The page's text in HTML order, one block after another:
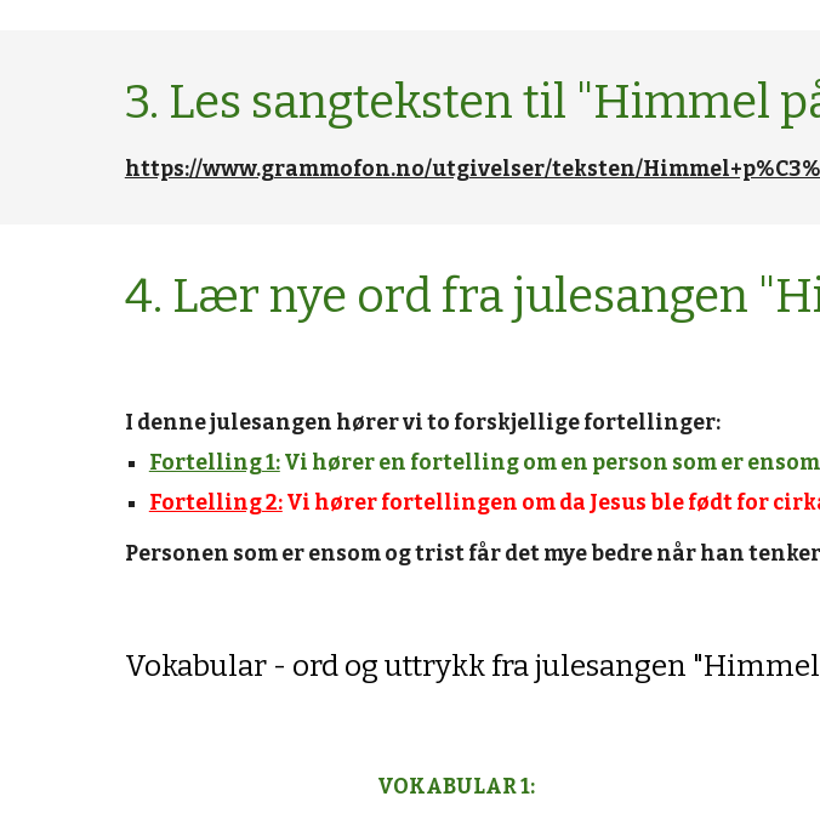
3. Les sangteksten til "Himmel
https://www.grammofon.no/utgivelser/teksten/
4. Lær nye ord fra julesangen
I denne julesangen hører vi to forskjellige fortellinger:
Fortelling 1: Vi hører en fortelling om en person som er
Fortelling 2: Vi hører fortellingen om da Jesus ble født for
Personen som er ensom og trist får det mye bedre når han
Vokabular - ord og uttrykk fra julesangen "Himmel
VOKABULAR 1: